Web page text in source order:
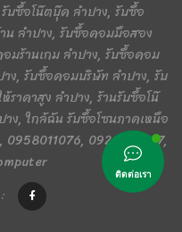
บซื้อโน๊ตบุ๊ค ลำปาง, รับซื้อ
ลำปาง, รับซื้อคอมมือสอง
มร้านเกม ลำปาง, รับซื้อคอม
ง, รับซื้อคอมบริษัท ลำปาง, รับ
าคาสูง ลำปาง, ร้านรับซื้อโน๊
ง, ใกล้ฉัน รับซื้อโซนภาคเหนือ
0958011076, 0924401367,
ติดต่อเรา